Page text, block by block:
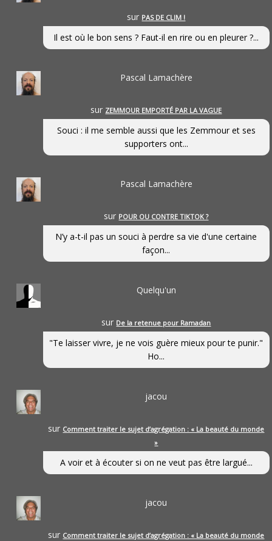
sur PAS DE CLIM !
Il est où le bon sens ? Faut-il en rire ou en pleurer ?...
Pascal Lamachère
sur ZEMMOUR EMPORTÉ PAR LA VAGUE
Souci : il me semble aussi que les Zemmour et ses
supporters ont...
Pascal Lamachère
sur POUR OU CONTRE TIKTOK ?
N’y a-t-il pas un souci à perdre sa vie d'une certaine
façon...
Quelqu'un
sur De la retenue pour Ramadan
"Te laisser vivre, je ne vois guère mieux pour te punir."
Ho...
jacou
sur Comment traiter le sujet d’agrégation : « La beauté du monde
»
A voir et à écouter si on ne veut pas être largué...
jacou
sur Comment traiter le sujet d’agrégation : « La beauté du monde